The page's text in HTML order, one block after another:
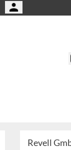
Revell